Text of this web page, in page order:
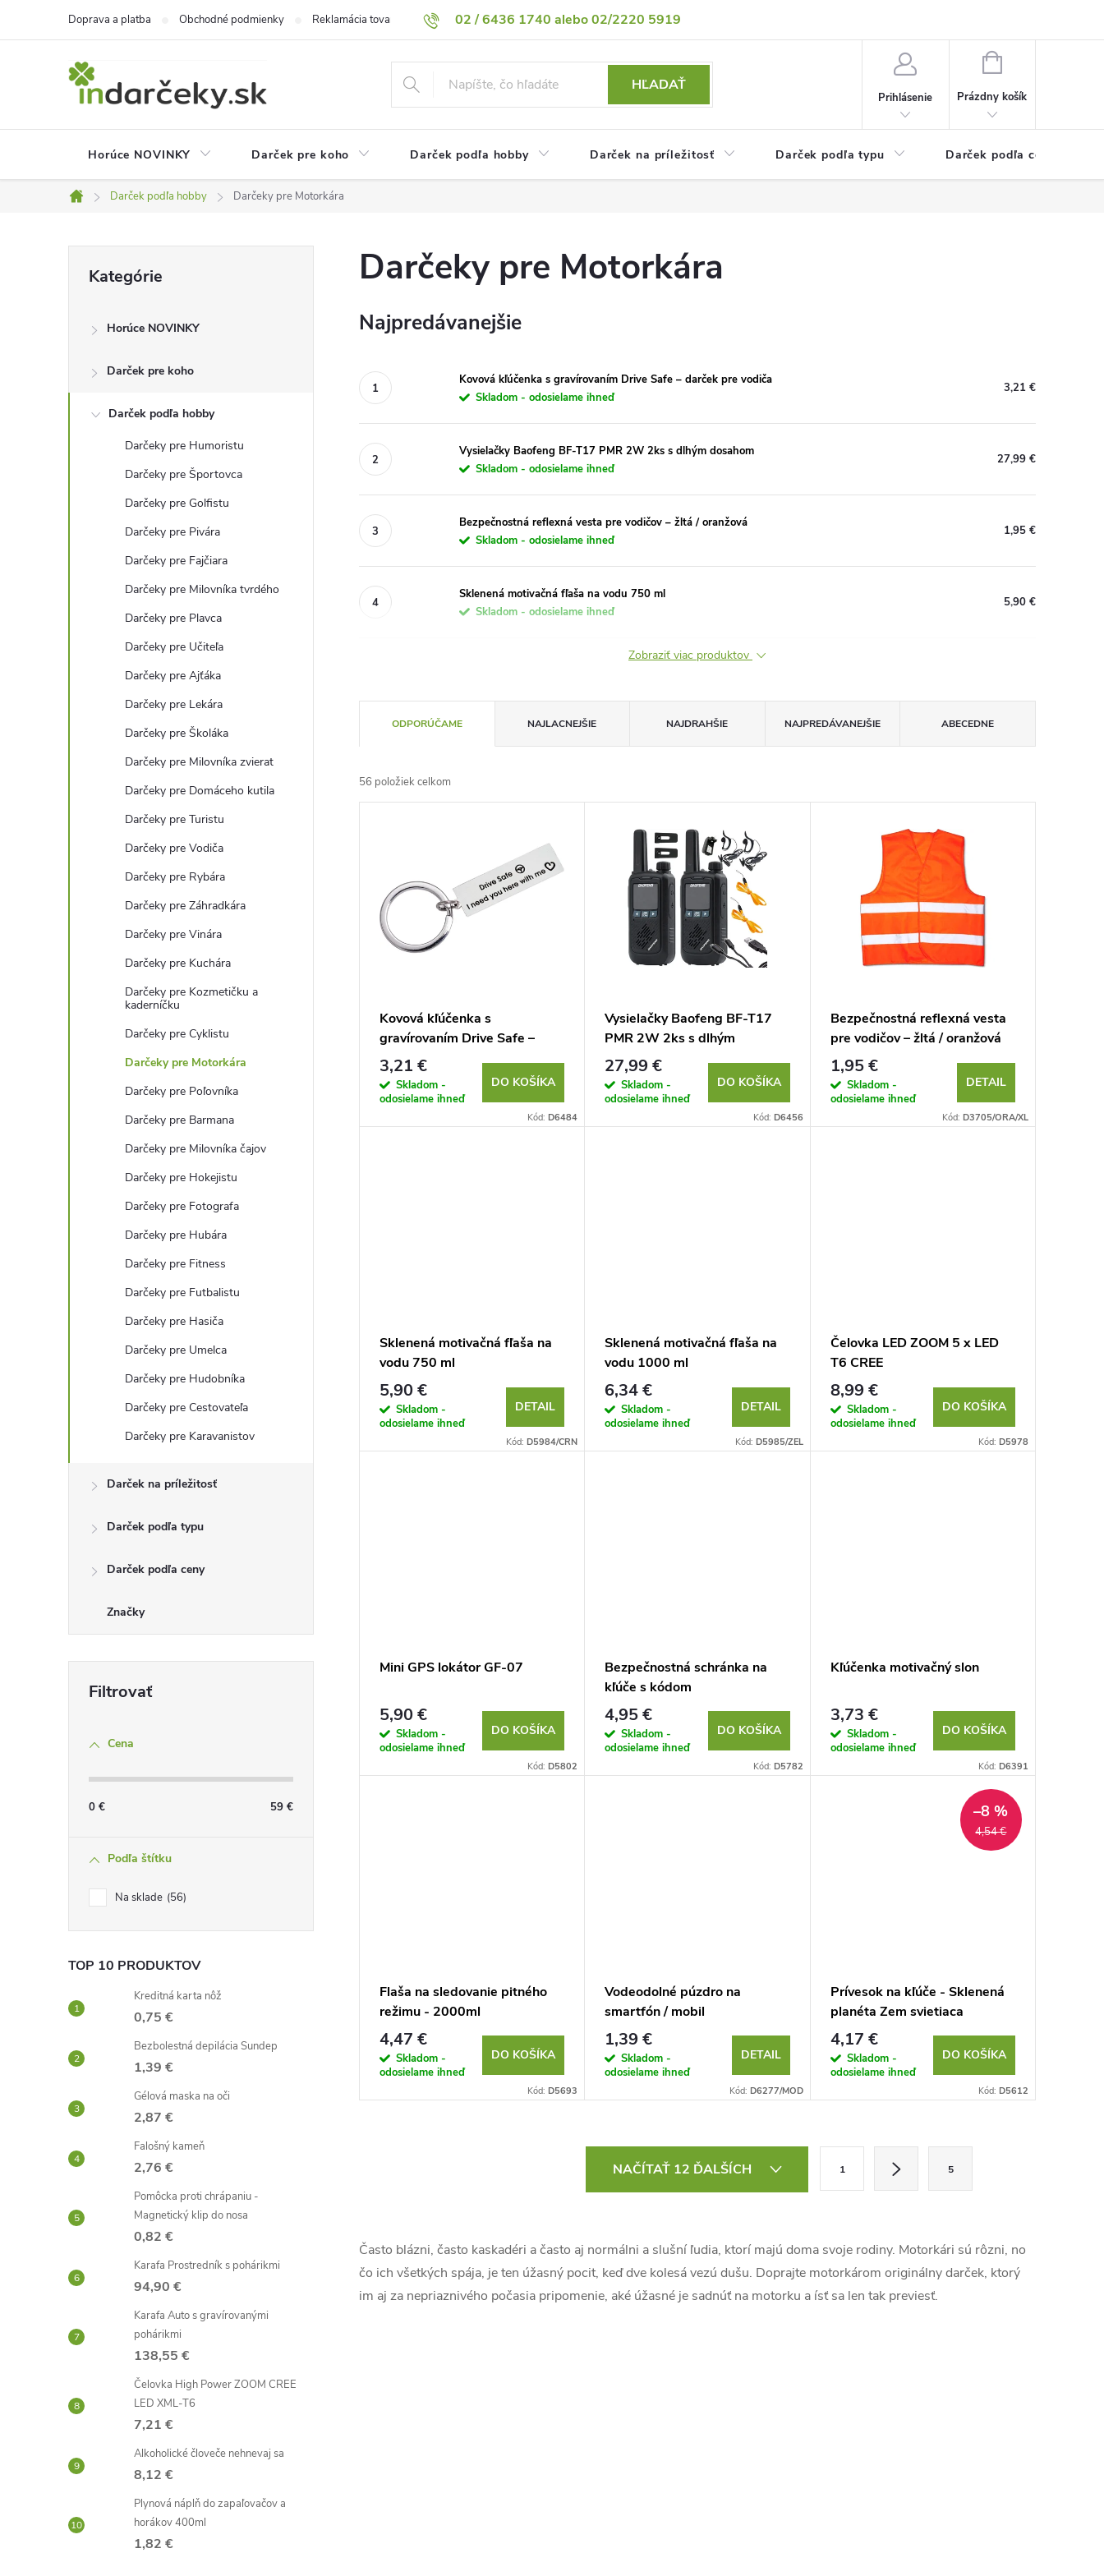
02 / 6436 1740 alebo 02/2220 5919
Doprava a platba Obchodné podmienky Reklamácia tovaru Vrátenie tovaru Podmienky ochrany osobných údajov
HĽADAŤ
Prihlásenie
NÁKUPNÝ
Prázdny košík
Horúce NOVINKY Darček pre koho Darček podľa hobby Darček na príležitosť Darček podľa typu Darček podľa ceny
Domov
Darček podľa hobby Darčeky pre Motorkára
n
kategórie
Kategórie
Horúce NOVINKY
Darček pre koho
Darček podľa hobby
Darčeky pre Humoristu
Darčeky pre Športovca
Darčeky pre Golfistu
Darčeky pre Pivára
Darčeky pre Fajčiara
Darčeky pre Milovníka tvrdého
Darčeky pre Plavca
Darčeky pre Učiteľa
Darčeky pre Ajťáka
Darčeky pre Lekára
Darčeky pre Školáka
Darčeky pre Milovníka zvierat
Darčeky pre Domáceho kutila
Darčeky pre Turistu
Darčeky pre Vodiča
Darčeky pre Rybára
Darčeky pre Záhradkára
Darčeky pre Vinára
Darčeky pre Kuchára
Darčeky pre Kozmetičku a
kaderníčku
Darčeky pre Cyklistu
Darčeky pre Motorkára
Darčeky pre Poľovníka
Darčeky pre Barmana
Darčeky pre Milovníka čajov
Darčeky pre Hokejistu
Darčeky pre Fotografa
Darčeky pre Hubára
Darčeky pre Fitness
Darčeky pre Futbalistu
Darčeky pre Hasiča
Darčeky pre Umelca
Darčeky pre Hudobníka
Darčeky pre Cestovateľa
Darčeky pre Karavanistov
Darček na príležitosť
Darček podľa typu
Darček podľa ceny
Značky
Cena
0 € 59 €
Podľa štítku
Na sklade 56
TOP 10 PRODUKTOV
Kreditná karta nôž
0,75 €
Bezbolestná depilácia Sundep
1,39 €
Gélová maska ​​na oči
2,87 €
Falošný kameň
2,76 €
Pomôcka proti chrápaniu -
Magnetický klip do nosa
0,82 €
Karafa Prostredník s pohárikmi
94,90 €
Karafa Auto s gravírovanými
pohárikmi
138,55 €
Čelovka High Power ZOOM CREE
LED XML-T6
7,21 €
Alkoholické človeče nehnevaj sa
8,12 €
Plynová náplň do zapaľovačov a
horákov 400ml
1,82 €
Darčeky pre Motorkára
Najpredávanejšie
Kovová kľúčenka s gravírovaním Drive Safe – darček pre vodiča
Skladom - odosielame ihneď
3,21 €
Vysielačky Baofeng BF-T17 PMR 2W 2ks s dlhým dosahom
Skladom - odosielame ihneď
27,99 €
Bezpečnostná reflexná vesta pre vodičov – žltá / oranžová
Skladom - odosielame ihneď
1,95 €
Sklenená motivačná fľaša na vodu 750 ml
Skladom - odosielame ihneď
5,90 €
Zobraziť viac produktov
a
d
d
ODPORÚČAME NAJLACNEJŠIE NAJDRAHŠIE NAJPREDÁVANEJŠIE ABECEDNE
56 položiek celkom
Kovová kľúčenka s
gravírovaním Drive Safe –
darček pre vodiča
3,21 €
Skladom -
odosielame ihneď
DO KOŠÍKA
Kód:D6484
Vysielačky Baofeng BF-T17
PMR 2W 2ks s dlhým
dosahom
27,99 €
Skladom -
odosielame ihneď
DO KOŠÍKA
Kód: D6456
Bezpečnostná reflexná vesta
pre vodičov – žltá / oranžová
1,95 €
Skladom -
odosielame ihneď
DETAIL
Kód: D3705/ORA/XL
Sklenená motivačná fľaša na
vodu 750 ml
5,90 €
Skladom -
odosielame ihneď
DETAIL
Kód:D5984/CRN
Sklenená motivačná fľaša na
vodu 1000 ml
6,34 €
Skladom -
odosielame ihneď
DETAIL
Kód: D5985/ZEL
Čelovka LED ZOOM 5 x LED
T6 CREE
8,99 €
Skladom -
odosielame ihneď
DO KOŠÍKA
Kód: D5978
Mini GPS lokátor GF-07
5,90 €
Skladom -
odosielame ihneď
DO KOŠÍKA
Kód:D5802
Bezpečnostná schránka na
kľúče s kódom
4,95 €
Skladom -
odosielame ihneď
DO KOŠÍKA
Kód: D5782
Kľúčenka motivačný slon
3,73 €
Skladom -
odosielame ihneď
DO KOŠÍKA
Kód: D6391
Flaša na sledovanie pitného
režimu - 2000ml
4,47 €
Skladom -
odosielame ihneď
DO KOŠÍKA
Kód:D5693
Vodeodolné púzdro na
smartfón / mobil
1,39 €
Skladom -
odosielame ihneď
DETAIL
Kód: D6277/MOD
4,54 €
–8 %
Prívesok na kľúče - Sklenená
planéta Zem svietiaca
4,17 €
Skladom -
odosielame ihneď
DO KOŠÍKA
Kód: D5612
á
d
NAČÍTAŤ 12 ĎALŠÍCH
n
k
1 5
Často blázni, často kaskadéri a často aj normálni a slušní ľudia, ktorí majú doma svoje rodiny. Motorkári sú rôzni, no
čo ich všetkých spája, je ten úžasný pocit, keď dve kolesá vezú dušu. Doprajte motorkárom originálny darček, ktorý
im aj za nepriaznivého počasia pripomenie, aké úžasné je sadnúť na motorku a ísť sa len tak previesť.